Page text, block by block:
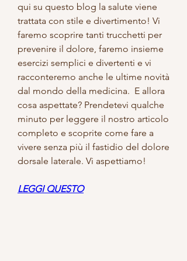
qui su questo blog la salute viene
trattata con stile e divertimento! Vi
faremo scoprire tanti trucchetti per
prevenire il dolore, faremo insieme
esercizi semplici e divertenti e vi
racconteremo anche le ultime novità
dal mondo della medicina.  E allora
cosa aspettate? Prendetevi qualche
minuto per leggere il nostro articolo
completo e scoprite come fare a
vivere senza più il fastidio del dolore
dorsale laterale. Vi aspettiamo!
LEGGI QUESTO